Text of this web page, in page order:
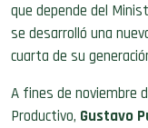
que depende del
se desarrolló una
cuarta de su
A fines de noviembre
Productivo, Gustavo